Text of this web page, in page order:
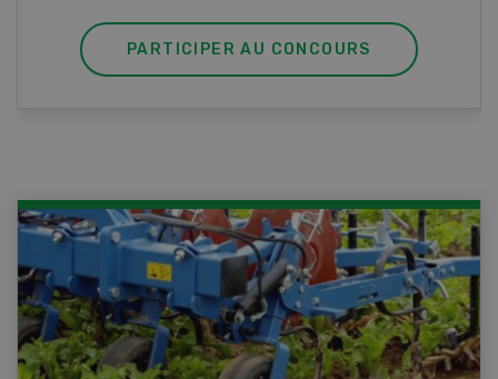
PARTICIPER AU CONCOURS